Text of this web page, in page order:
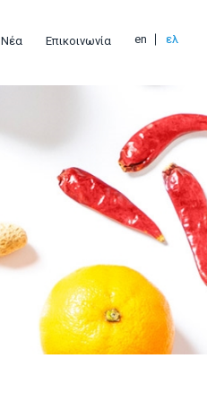
Νέα Επικοινωνία en ελ